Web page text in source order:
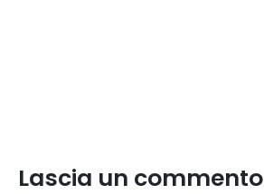
Lascia un commento